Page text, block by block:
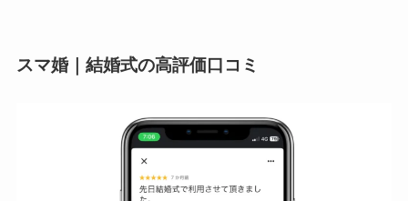
スマ婚｜結婚式の高評価口コミ